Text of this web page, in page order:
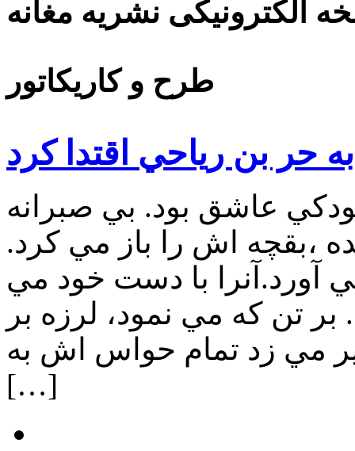
الکترونیکی نشریه مغانه
طرح و کاریکاتور
حر بن رياحي اقتدا كرد
عاشق بود. بي صبرانه
،بقچه اش را باز مي كرد.
آورد.آنرا با دست خود مي
تن كه مي نمود، لرزه بر
مي زد تمام حواس اش به
[…]